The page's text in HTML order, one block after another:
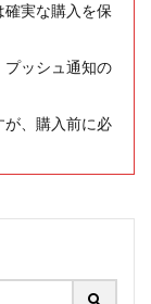
実な購入を保
プッシュ通知の
が、購入前に必